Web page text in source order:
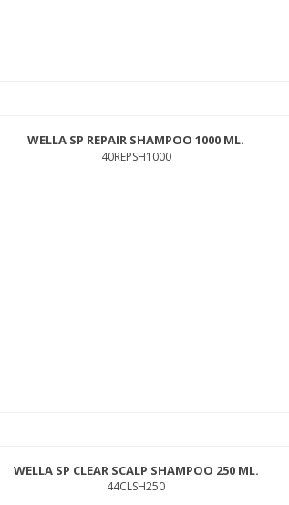
WELLA SP REPAIR SHAMPOO 1000 ML.
40REPSH1000
WELLA SP CLEAR SCALP SHAMPOO 250 ML.
44CLSH250